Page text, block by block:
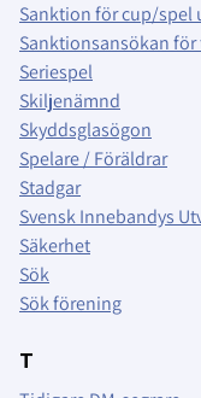
Sanktion för cup/spel
Sanktionsansökan
Seriespel
Skiljenämnd
Skyddsglasögon
Spelare / Föräldrar
Stadgar
Svensk Innebandys
Säkerhet
Sök
Sök förening
T